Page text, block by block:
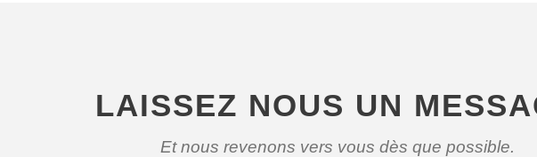
LAISSEZ NOUS UN
Et nous revenons vers vous dès que possible.